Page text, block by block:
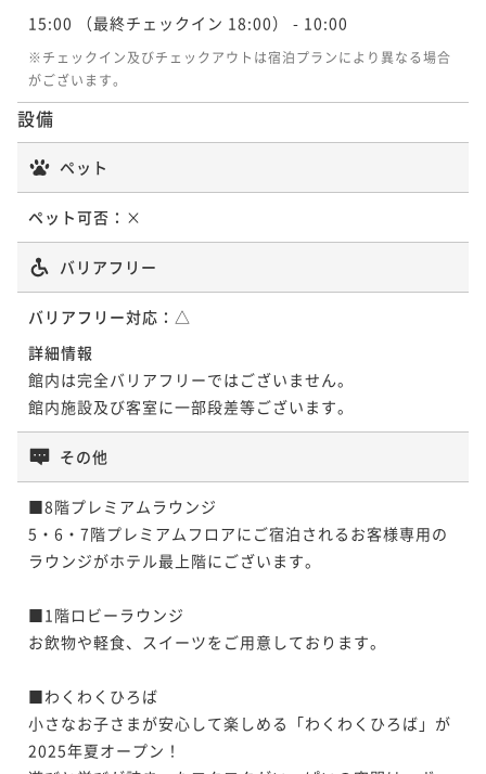
新メニュー 特選食材「饗宴会席」～個室ダイニング
MIRAIスペシャリティ～
二食付き 現地決済可
¥97,000~
【季節にあわせてグルメフェア開催】新たな「おいし
い」を見つける、彩り豊かなリゾートバイキング
二食付き 現地決済可 事前決済可
IN 15:00 - 18:00 OUT10:00
I」～新しい和食スタイル～
二食付き
ポイント即利用で
最大5％OFF
☆新オープン記念プラン☆ 個室ダイニング「MIRA
I」～千葉県の匠が手掛ける、新しい和食スタイル～
新メニュー 特選食材「饗宴会席」～個室ダイニング
MIRAIスペシャリティ～
2名 ¥ 39,520 ~
【プール無料】サマープラン 大人気ディナーバイキ
二食付き 現地決済可
¥ 41,420 ~
【季節にあわせてグルメフェア開催】新たな「おいし
い」を見つける、彩り豊かなリゾートバイキング
二食付き 現地決済可 事前決済可
IN 15:00 - 18:00 OUT10:00
ポイント即利用で最大5％OFF
【プール無料】サマープラン 個室ダイニング「MIRA
I」～新しい和食スタイル～
二食付き 現地決済可 事前決済可
ポイント即利用で最大5％OFF
新メニュー 特選食材「饗宴会席」～個室ダイニング
15:00 （最終チェックイン 18:00） - 10:00
※チェックイン及びチェックアウトは宿泊プランにより異なる場合
がございます。
設備
ペット
ペット可否： ×
バリアフリー
バリアフリー対応： △
詳細情報
館内は完全バリアフリーではございません。
館内施設及び客室に一部段差等ございます。
その他
■8階プレミアムラウンジ
5・6・7階プレミアムフロアにご宿泊されるお客様専用の
ラウンジがホテル最上階にございます。
■1階ロビーラウンジ
お飲物や軽食、スイーツをご用意しております。
■わくわくひろば
小さなお子さまが安心して楽しめる「わくわくひろば」が
2025年夏オープン！